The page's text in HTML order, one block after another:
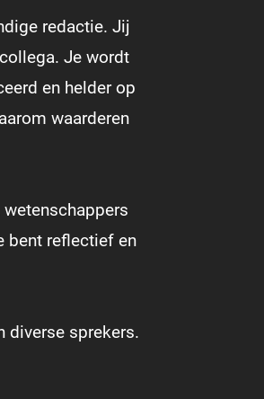
redactie. Jij
Je wordt
en helder op
waarderen
bent reflectief en
diverse sprekers.